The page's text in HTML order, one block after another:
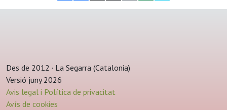
Des de 2012 · La Segarra (Catalonia)
Versió juny 2026
Avis legal i Política de privacitat
Avís de cookies